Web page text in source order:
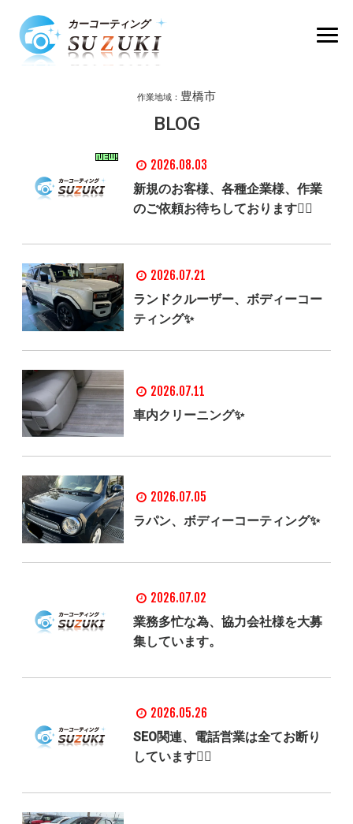
作業地域： 豊橋市
BLOG
2026.08.03
新規のお客様、各種企業様、作業
のご依頼お待ちしております🙇‍♂️
2026.07.21
ランドクルーザー、ボディーコー
ティング✨
2026.07.11
車内クリーニング✨
2026.07.05
ラパン、ボディーコーティング✨
2026.07.02
業務多忙な為、協力会社様を大募
集しています。
2026.05.26
SEO関連、電話営業は全てお断り
しています🙅‍♂️